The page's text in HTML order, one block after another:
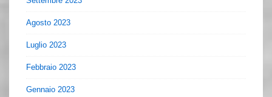
Agosto 2023
Luglio 2023
Febbraio 2023
Gennaio 2023